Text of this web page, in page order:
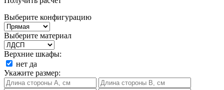
Выберите конфигурацию
Выберите материал
Верхние шкафы:
нет да
Укажите размер: